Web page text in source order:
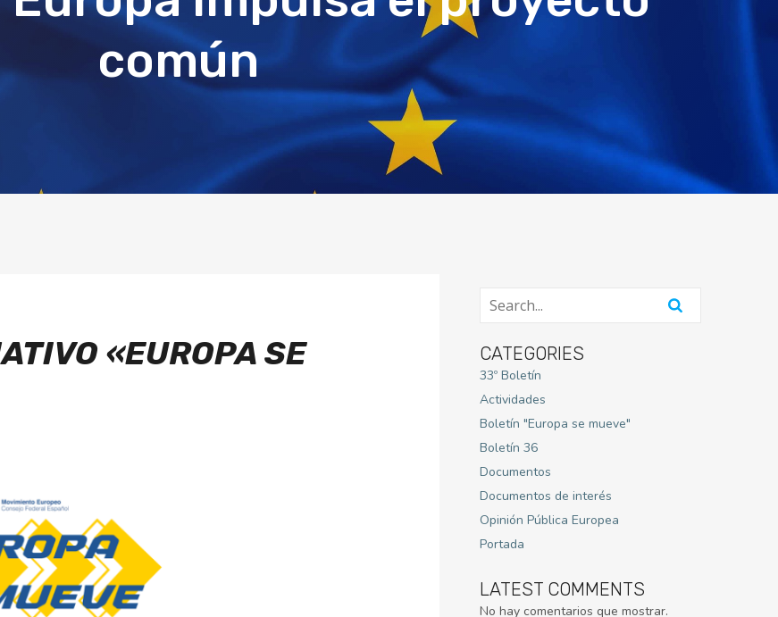
común
«EUROPA SE
CATEGORIES
33º Boletín
Actividades
Boletín "Europa se mueve"
Boletín 36
Documentos
Documentos de interés
Opinión Pública Europea
Portada
LATEST COMMENTS
No hay comentarios que mostrar.